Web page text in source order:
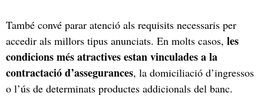
També convé parar atenció als requisits necessaris per
accedir als millors tipus anunciats. En molts casos, les
condicions més atractives estan vinculades a la
contractació d’assegurances, la domiciliació d’ingressos
o l’ús de determinats productes addicionals del banc.